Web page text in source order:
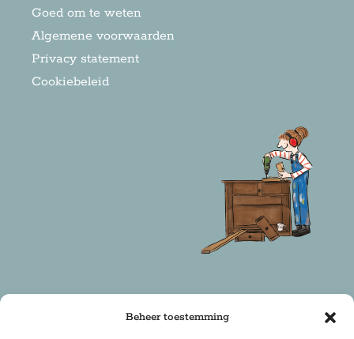
Beheer toestemming
Goed om te weten
Algemene voorwaarden
Privacy statement
Cookiebeleid